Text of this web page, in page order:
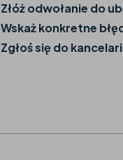
Złóż odwołanie do
Wskaż konkretne
Zgłoś się do